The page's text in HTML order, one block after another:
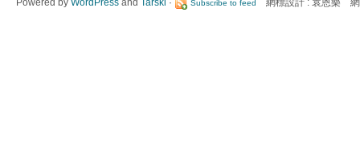
Powered by WordPress and Tarski · Subscribe to feed 網標設計 : 袁恩樂 網